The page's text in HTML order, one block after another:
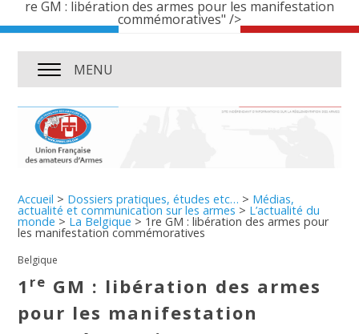
re GM : libération des armes pour les manifestation
commémoratives" />
MENU
Accueil > Dossiers pratiques, études etc… > Médias,
actualité et communication sur les armes > L’actualité du
monde > La Belgique > 1re GM : libération des armes pour
les manifestation commémoratives
Belgique
1 re GM : libération des armes
pour les manifestation